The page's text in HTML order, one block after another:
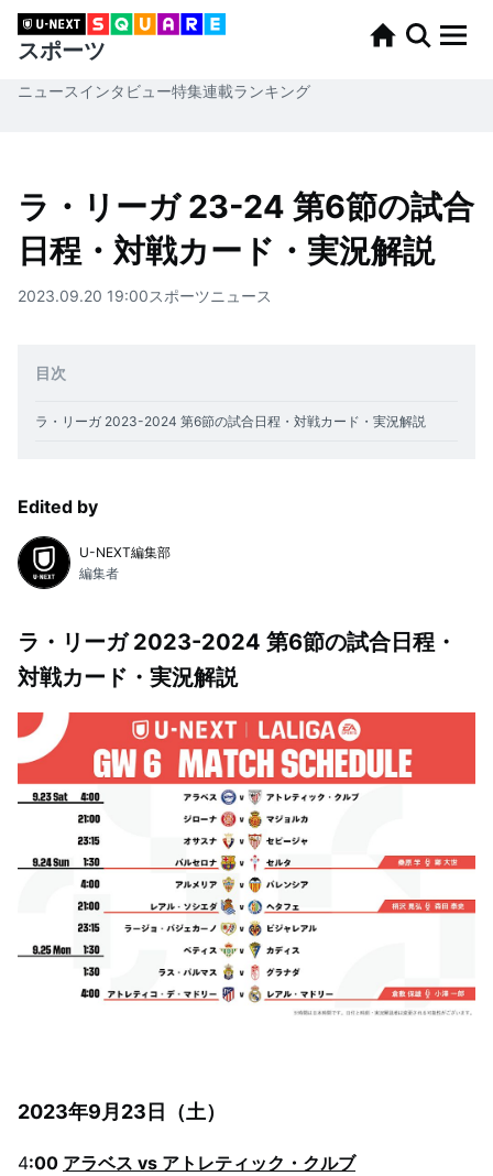
スポーツ
ニュースインタビュー特集連載ランキング
ラ・リーガ 23-24 第6節の試合
日程・対戦カード・実況解説
2023.09.20 19:00スポーツニュース
目次
ラ・リーガ 2023-2024 第6節の試合日程・対戦カード・実況解説
Edited by
U-NEXT編集部
編集者
ラ・リーガ 2023-2024 第6節の試合日程・
対戦カード・実況解説
2023年9月23日（土）
4:00 アラベス vs アトレティック・クルブ